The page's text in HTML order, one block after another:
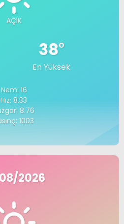
AÇIK
38°
En Yüksek
Nem: 16
Hız: 8.33
8.76
1003
2026